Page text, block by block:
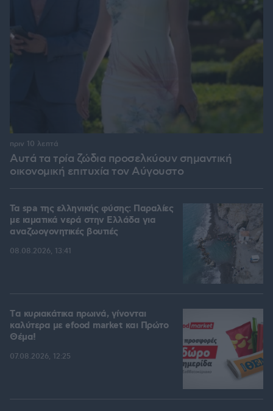
Αυτά τα τρία ζώδια προσελκύουν σημαντική
οικονομική επιτυχία τον Αύγουστο
πριν 10 λεπτά
Τα spa της ελληνικής φύσης: Παραλίες
με ιαματικά νερά στην Ελλάδα για
αναζωογονητικές βουτιές
08.08.2026, 13:41
Tα κυριακάτικα πρωινά, γίνονται
καλύτερα με efood market και Πρώτο
Θέμα!
07.08.2026, 12:25